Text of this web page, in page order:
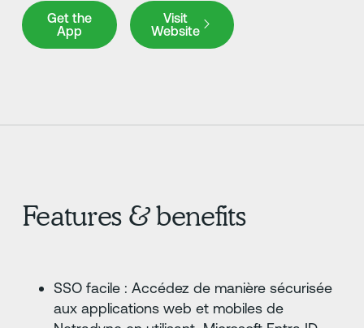
Get the
App
Get the App
Visit
Website
Visit Website
Features & benefits
SSO facile : Accédez de manière sécurisée
aux applications web et mobiles de